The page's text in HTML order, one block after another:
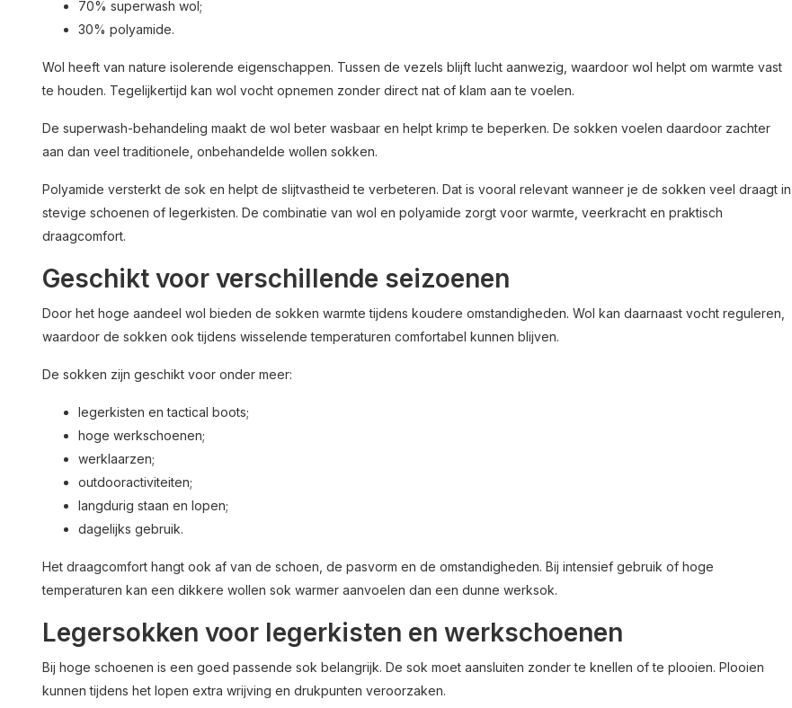
70% superwash wol;
30% polyamide.
Wol heeft van nature isolerende eigenschappen. Tussen de vezels blijft lucht aanwezig, waardoor wol helpt om warmte vast
te houden. Tegelijkertijd kan wol vocht opnemen zonder direct nat of klam aan te voelen.
De superwash-behandeling maakt de wol beter wasbaar en helpt krimp te beperken. De sokken voelen daardoor zachter
aan dan veel traditionele, onbehandelde wollen sokken.
Polyamide versterkt de sok en helpt de slijtvastheid te verbeteren. Dat is vooral relevant wanneer je de sokken veel draagt in
stevige schoenen of legerkisten. De combinatie van wol en polyamide zorgt voor warmte, veerkracht en praktisch
draagcomfort.
Geschikt voor verschillende seizoenen
Door het hoge aandeel wol bieden de sokken warmte tijdens koudere omstandigheden. Wol kan daarnaast vocht reguleren,
waardoor de sokken ook tijdens wisselende temperaturen comfortabel kunnen blijven.
De sokken zijn geschikt voor onder meer:
legerkisten en tactical boots;
hoge werkschoenen;
werklaarzen;
outdooractiviteiten;
langdurig staan en lopen;
dagelijks gebruik.
Het draagcomfort hangt ook af van de schoen, de pasvorm en de omstandigheden. Bij intensief gebruik of hoge
temperaturen kan een dikkere wollen sok warmer aanvoelen dan een dunne werksok.
Legersokken voor legerkisten en werkschoenen
Bij hoge schoenen is een goed passende sok belangrijk. De sok moet aansluiten zonder te knellen of te plooien. Plooien
kunnen tijdens het lopen extra wrijving en drukpunten veroorzaken.